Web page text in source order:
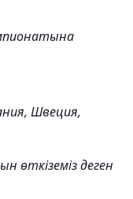
Швеция,
өткіземіз деген